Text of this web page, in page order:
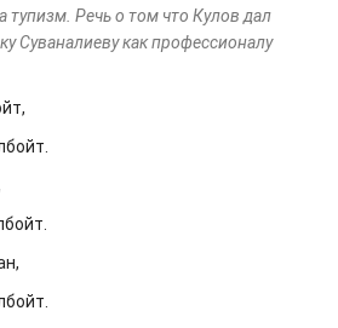
тупизм. Речь о том что Кулов дал
Суваналиеву как профессионалу